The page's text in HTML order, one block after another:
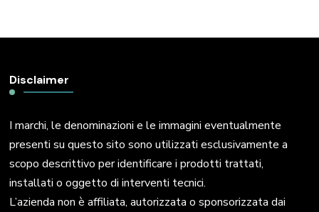
Disclaimer
I marchi, le denominazioni e le immagini eventualmente
presenti su questo sito sono utilizzati esclusivamente a
scopo descrittivo per identificare i prodotti trattati,
installati o oggetto di interventi tecnici.
L’azienda non è affiliata, autorizzata o sponsorizzata dai